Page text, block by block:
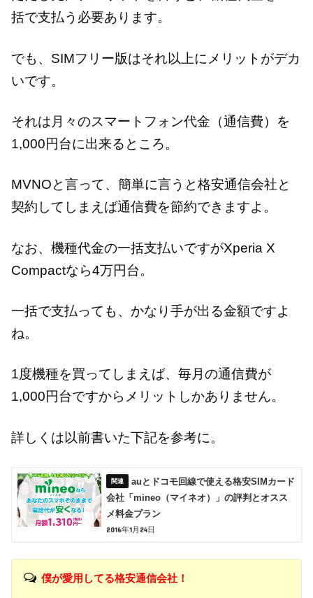
括で支払う必要あります。
でも、SIMフリー版はそれ以上にメリットがデカ
いです。
それは月々のスマートフォン代金（通信費）を
1,000円台に出来るところ。
MVNOと言って、簡単に言うと格安通信会社と
契約してしまえば通信費を節約できますよ。
なお、機種代金の一括支払いですがXperia X
Compactなら4万円台。
一括で支払っても、かなり手が出る金額ですよ
ね。
1度機種を買ってしまえば、毎月の通信費が
1,000円台ですからメリットしかありません。
詳しくは以前書いた下記を参考に。
auとドコモ回線で使える格安SIMカード
会社「mineo（マイネオ）」の評判とオスス
メ料金プラン
2016年1月24日
僕が愛用してる格安通信会社！